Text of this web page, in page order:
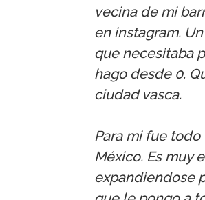
vecina de mi
en instagram.
que necesitaba
hago desde 0.
ciudad vasca.
Para mi fue
México. Es muy
expandiendose